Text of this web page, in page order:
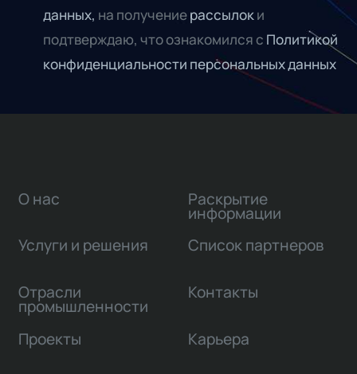
данных, на получениерассылоки
подтверждаю, что ознакомился с Политикой
конфиденциальности персональных данных
О нас
Услуги и решения
Отрасли
промышленности
Проекты
Раскрытие
информации
Список партнеров
Контакты
Карьера